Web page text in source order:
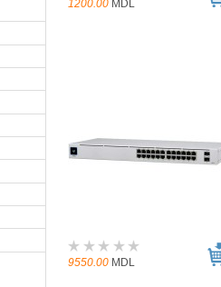
1200.00 MDL
9550.00 MDL